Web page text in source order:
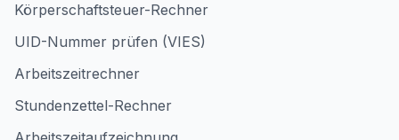
Körperschaftsteuer-Rechner
UID-Nummer prüfen (VIES)
Arbeitszeitrechner
Stundenzettel-Rechner